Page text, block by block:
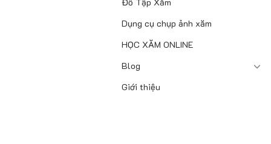
Đồ Tập Xăm
Dụng cụ chụp ảnh xăm
HỌC XĂM ONLINE
Blog
Giới thiệu